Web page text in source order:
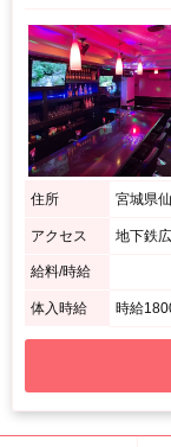
住所 宮城県
アクセス
給料/時給
体入時給 時給